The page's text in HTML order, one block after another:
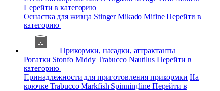
Перейти в категорию
Оснастка для живца StingerMikado Mifine Перейти в
категорию
Прикормки, насадки, аттрактанты
Рогатки Stonfo Middy Trabucco Nautilus Перейти в
категорию
Принадлежности для приготовления прикормки На
крючке Trabucco Markfish Spinningline Перейти в